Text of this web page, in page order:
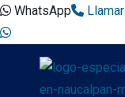
WhatsApp Llamar